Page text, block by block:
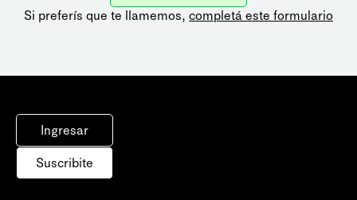
Si preferís que te llamemos, completá este formulario
Ingresar
Suscribite